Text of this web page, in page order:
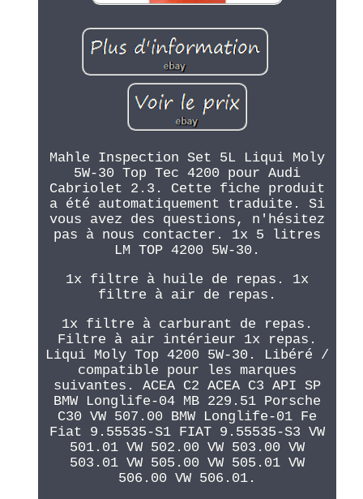
Mahle Inspection Set 5L Liqui Moly
5W-30 Top Tec 4200 pour Audi
Cabriolet 2.3. Cette fiche produit
a été automatiquement traduite. Si
vous avez des questions, n'hésitez
pas à nous contacter. 1x 5 litres
LM TOP 4200 5W-30.
1x filtre à huile de repas. 1x
filtre à air de repas.
1x filtre à carburant de repas.
Filtre à air intérieur 1x repas.
Liqui Moly Top 4200 5W-30. Libéré /
compatible pour les marques
suivantes. ACEA C2 ACEA C3 API SP
BMW Longlife-04 MB 229.51 Porsche
C30 VW 507.00 BMW Longlife-01 Fe
Fiat 9.55535-S1 FIAT 9.55535-S3 VW
501.01 VW 502.00 VW 503.00 VW
503.01 VW 505.00 VW 505.01 VW
506.00 VW 506.01.